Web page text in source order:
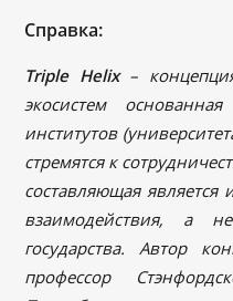
Справка:
Triple Helix –
экосистем
институтов
стремятся к
составляющая является
взаимодействия, а
государства. Автор
профессор